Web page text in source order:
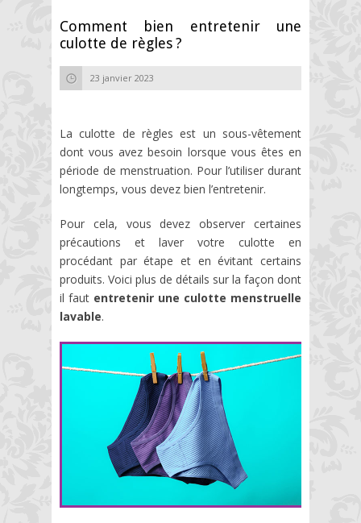
Comment bien entretenir une
culotte de règles ?
23 janvier 2023
La culotte de règles est un sous-vêtement
dont vous avez besoin lorsque vous êtes en
période de menstruation. Pour l’utiliser durant
longtemps, vous devez bien l’entretenir.
Pour cela, vous devez observer certaines
précautions et laver votre culotte en
procédant par étape et en évitant certains
produits. Voici plus de détails sur la façon dont
il faut entretenir une culotte menstruelle
lavable.